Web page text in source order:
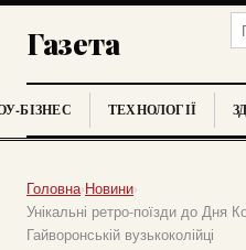
Газета
БІЗНЕС ТЕХНОЛОГІЇ
Головна›Новини›
Унікальні ретро-поїзди до Дня
Гайворонській вузькоколійці